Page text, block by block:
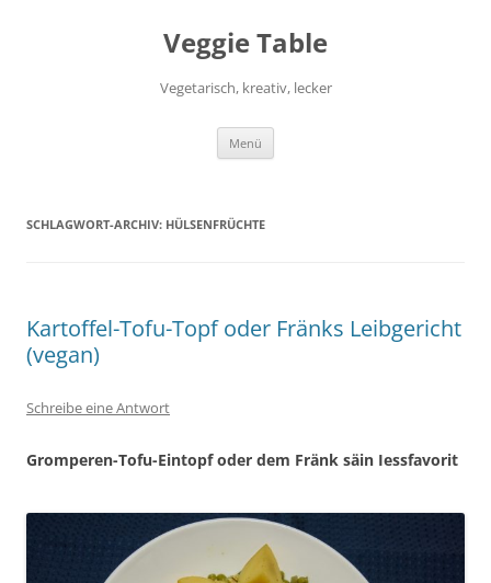
Veggie Table
Vegetarisch, kreativ, lecker
Menü
SCHLAGWORT-ARCHIV: HÜLSENFRÜCHTE
Kartoffel-Tofu-Topf oder Fränks Leibgericht
(vegan)
Schreibe eine Antwort
Gromperen-Tofu-Eintopf oder dem Fränk säin Iessfavorit